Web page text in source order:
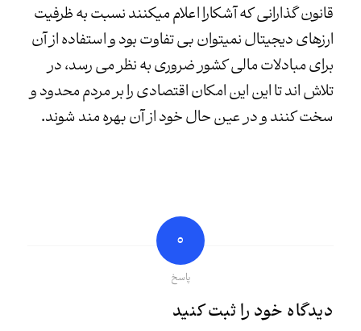
قانون گذارانی که آشکارا اعلام میکنند نسبت به ظرفیت
ارزهای دیجیتال نمیتوان بی تفاوت بود و استفاده از آن
برای مبادلات مالی کشور ضروری به نظر می رسد، در
تلاش اند تا این این امکان اقتصادی را بر مردم محدود و
سخت کنند و در عین حال خود از آن بهره مند شوند.
0
پاسخ
دیدگاه خود را ثبت کنید